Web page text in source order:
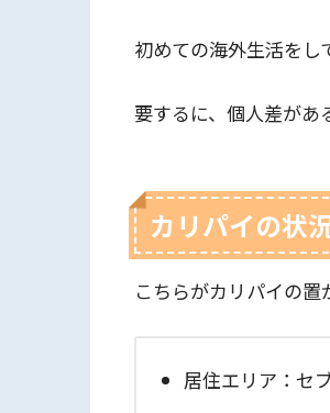
初めての海外生活をし
要するに、個人差があ
カリパイの状
こちらがカリパイの置
居住エリア：セ